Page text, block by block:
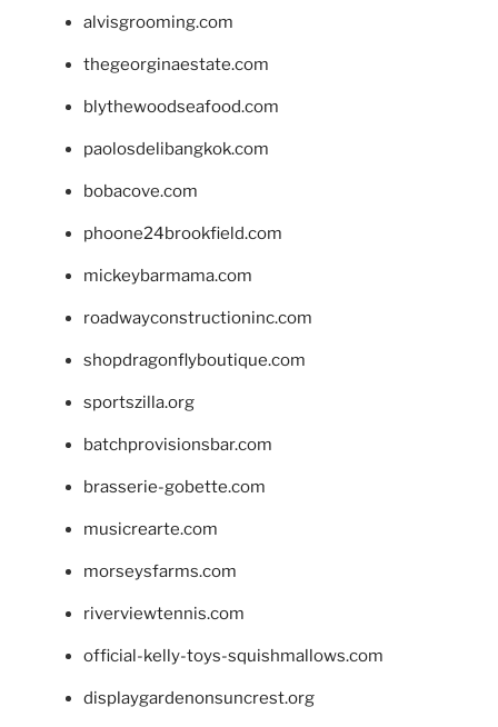
alvisgrooming.com
thegeorginaestate.com
blythewoodseafood.com
paolosdelibangkok.com
bobacove.com
phoone24brookfield.com
mickeybarmama.com
roadwayconstructioninc.com
shopdragonflyboutique.com
sportszilla.org
batchprovisionsbar.com
brasserie-gobette.com
musicrearte.com
morseysfarms.com
riverviewtennis.com
official-kelly-toys-squishmallows.com
displaygardenonsuncrest.org